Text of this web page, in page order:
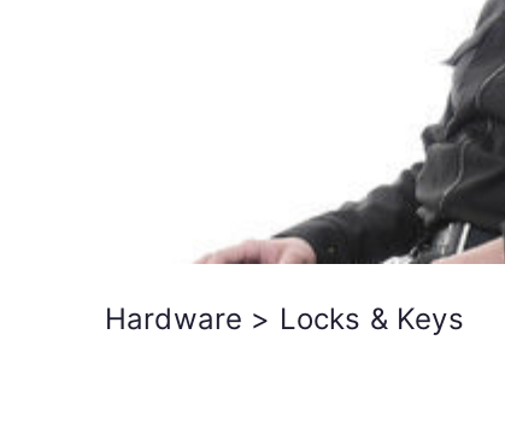
Hardware > Locks & Keys